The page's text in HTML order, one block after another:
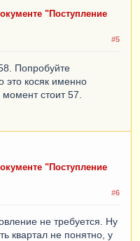
"Поступление
#5
Попробуйте
это косяк именно
стоит 57.
"Поступление
#6
не требуется. Ну
квартал не понятно, у